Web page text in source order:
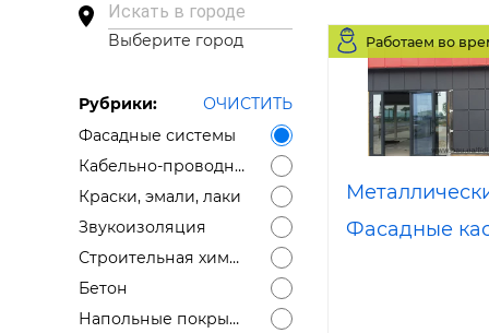
Окна и
Краски,
Искать в городе
Выберите город
Рубрики:
ОЧИСТИТЬ
Фасадные системы
Кабельно-проводниковая продукция
Краски, эмали, лаки
Звукоизоляция
Строительная химия
Бетон
Напольные покрытия
Работаем во
Фасадные